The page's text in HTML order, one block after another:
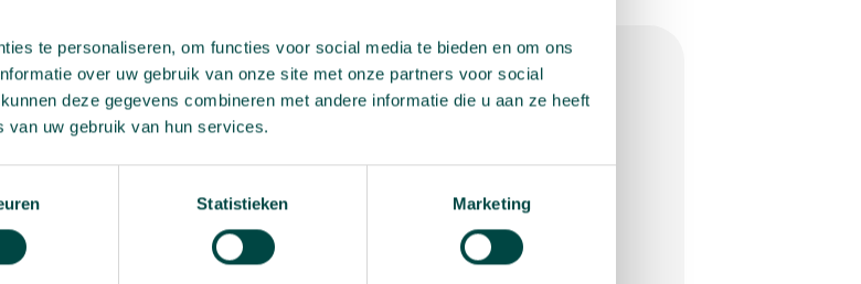
te personaliseren, om functies voor social media te bieden en om ons
over uw gebruik van onze site met onze partners voor social
deze gegevens combineren met andere informatie die u aan ze heeft
uw gebruik van hun services.
Statistieken Marketing
informatie
heb je een vraag óf wil je vriend worden? Neem dan
op via het contactformulier hieronder.